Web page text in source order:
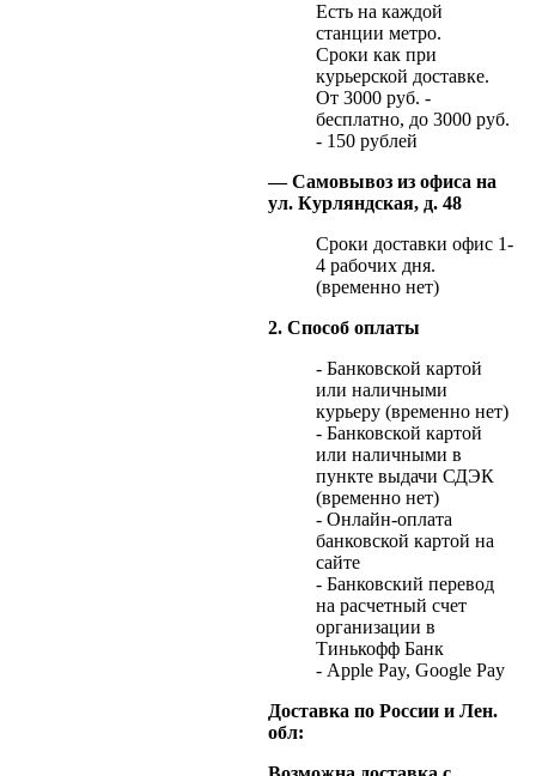
Есть на каждой
станции метро.
Сроки как при
курьерской доставке.
От 3000 руб. -
бесплатно, до 3000 руб.
- 150 рублей
— Самовывоз из офиса на
ул. Курляндская, д. 48
Сроки доставки офис 1-
4 рабочих дня.
(временно нет)
2. Способ оплаты
- Банковской картой
или наличными
курьеру (временно нет)
- Банковской картой
или наличными в
пункте выдачи СДЭК
(временно нет)
- Онлайн-оплата
банковской картой на
сайте
- Банковский перевод
на расчетный счет
организации в
Тинькофф Банк
- Apple Pay, Google Pay
Доставка по России и Лен.
обл: